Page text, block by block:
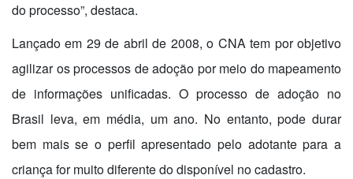
do processo”, destaca.
Lançado em 29 de abril de 2008, o CNA tem por objetivo
agilizar os processos de adoção por meio do mapeamento
de informações unificadas. O processo de adoção no
Brasil leva, em média, um ano. No entanto, pode durar
bem mais se o perfil apresentado pelo adotante para a
criança for muito diferente do disponível no cadastro.